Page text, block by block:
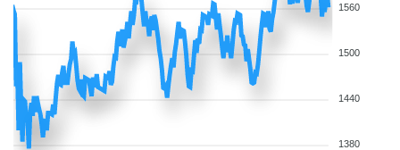
1560
1500
1440
1380